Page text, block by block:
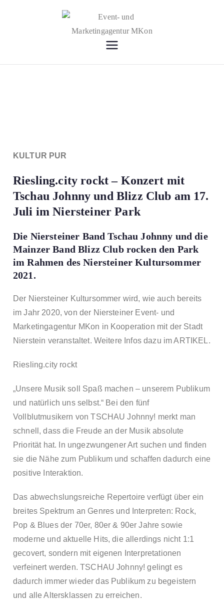
Lokale News, Events, Marketing,
KULTUR PUR
Riesling.city rockt – Konzert mit
Tschau Johnny und Blizz Club am 17.
Juli im Niersteiner Park
Die Niersteiner Band Tschau Johnny und die
Mainzer Band Blizz Club rocken den Park
im Rahmen des Niersteiner Kultursommer
2021.
Der Niersteiner Kultursommer wird, wie auch bereits
im Jahr 2020, von der Niersteiner Event- und
Marketingagentur MKon in Kooperation mit der Stadt
Nierstein veranstaltet. Weitere Infos dazu imARTIKEL.
Riesling.city rockt
„Unsere Musik soll Spaß machen – unserem Publikum
und natürlich uns selbst.“ Bei den fünf
Vollblutmusikern vonTSCHAU Johnny! merkt man
schnell, dass die Freude an der Musik absolute
Priorität hat. In ungezwungener Art suchen und finden
sie die Nähe zum Publikum und schaffen dadurch eine
positive Interaktion.
Das abwechslungsreiche Repertoire verfügt über ein
breites Spektrum an Genres und Interpreten: Rock,
Pop & Blues der 70er, 80er & 90er Jahre sowie
moderne und aktuelle Hits, die allerdings nicht 1:1
gecovert, sondern mit eigenen Interpretationen
verfeinert werden. TSCHAU Johnny! gelingt es
dadurch immer wieder das Publikum zu begeistern
und alle Altersklassen zu erreichen.